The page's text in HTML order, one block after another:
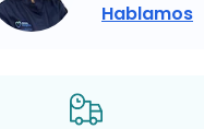
Hablamos